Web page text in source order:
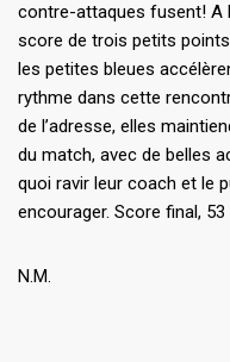
contre-attaques fusent! A
score de trois petits
les petites bleues
rythme dans cette
de l’adresse, elles
du match, avec de belles
quoi ravir leur coach et le
encourager. Score final,
N.M.